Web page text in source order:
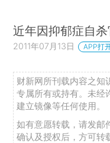
近年因抑郁症自
2011年07月13日 APP打
财新网所刊载内容之知
专属所有或持有。未经
建立镜像等任何使用。
如有意愿转载，请发邮
确认及授权后，方可转